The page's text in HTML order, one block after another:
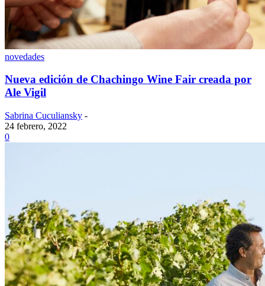
novedades
Nueva edición de Chachingo Wine Fair creada por
Ale Vigil
Sabrina Cuculiansky -
24 febrero, 2022
0